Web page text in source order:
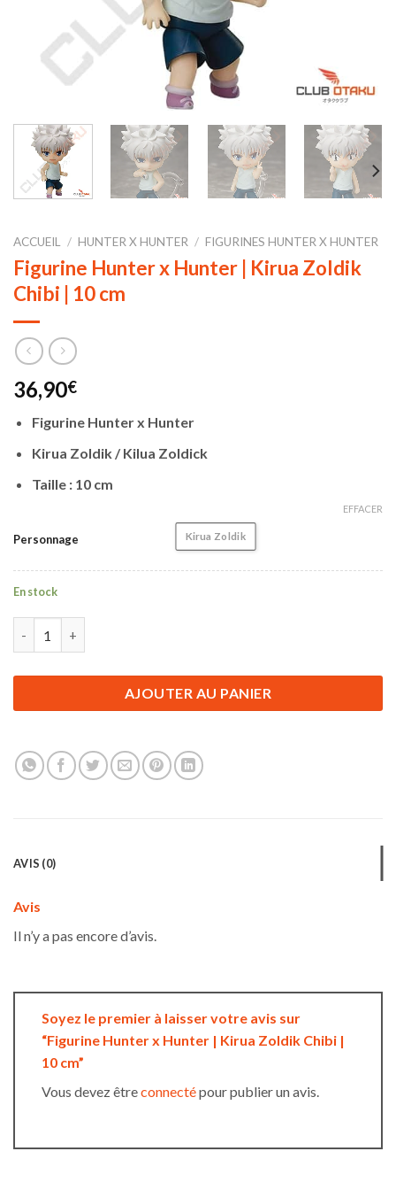
ACCUEIL / HUNTER X HUNTER / FIGURINES HUNTER X HUNTER
Figurine Hunter x Hunter | Kirua Zoldik
Chibi | 10 cm
36,90€
Figurine Hunter x Hunter
Kirua Zoldik / Kilua Zoldick
Taille : 10 cm
Personnage Kirua Zoldik
EFFACER
En stock
AJOUTER AU PANIER
AVIS (0)
Avis
Il n’y a pas encore d’avis.
Soyez le premier à laisser votre avis sur
“Figurine Hunter x Hunter | Kirua Zoldik Chibi |
10 cm”
Vous devez êtreconnectépour publier un avis.